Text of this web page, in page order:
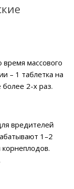
массового
– 1 таблетка на
2-х раз.
вредителей
1–2
корнеплодов.